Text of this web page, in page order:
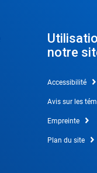
notre
Accessibilité
Avis sur les
Empreinte
Plan du site